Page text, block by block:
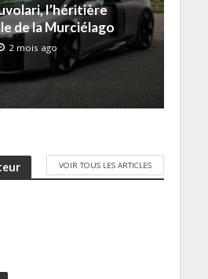
l’héritière
de la Murciélago
2 mois ago
VOIR TOUS LES ARTICLES